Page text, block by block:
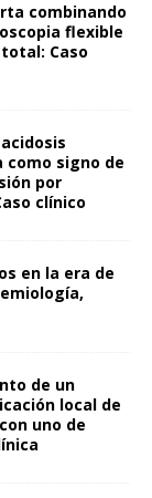
combinando
flexible
Caso
signo de
por
clínico
en la era de
de un
local de
uno de